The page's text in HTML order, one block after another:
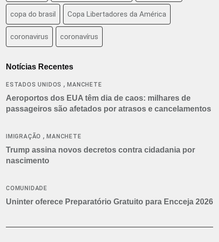
copa do brasil Copa Libertadores da América
coronavirus coronavírus
Notícias Recentes
ESTADOS UNIDOS ,MANCHETE
Aeroportos dos EUA têm dia de caos: milhares de
passageiros são afetados por atrasos e cancelamentos
IMIGRAÇÃO ,MANCHETE
Trump assina novos decretos contra cidadania por
nascimento
COMUNIDADE
Uninter oferece Preparatório Gratuito para Encceja 2026